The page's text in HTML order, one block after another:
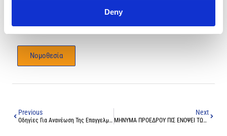
Deny
ΠΑΓΚΥΠΡΙΟΣ ΙΑΤΡΙΚΟΣ ΣΥΛΛΟΓΟΣ
Νομοθεσία
Previous
Οδηγίες Για Ανανέωση Της Επαγγελματικής Άδειας 2025
Next
ΜΗΝΥΜΑ ΠΡΟΕΔΡΟΥ ΠΙΣ ΕΝΟΨΕΙ ΤΩΝ ΕΟΡΤΩΝ ΤΩΝ ΧΡΙΣΤΟΥΓΕΝΝΩΝ ΚΑΙ ΤΗΣ ΠΡΩΤΟΧΡΟΝΙΑΣ